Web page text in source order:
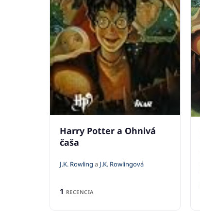
Harry Potter a Ohnivá
čaša
J.K. Rowling a J.K. Rowlingová
1 RECENCIA